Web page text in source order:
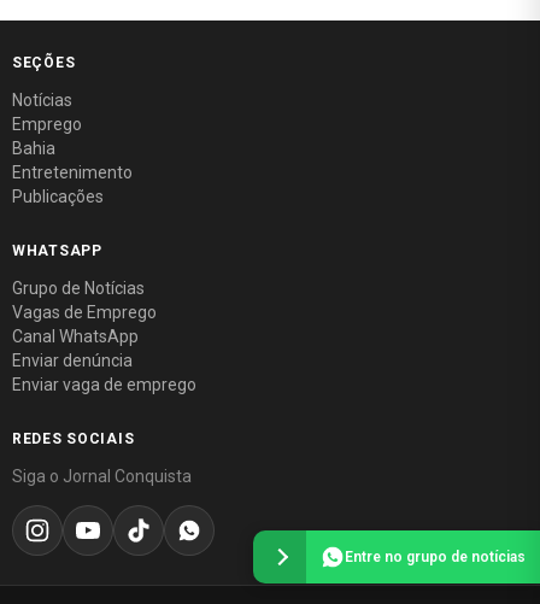
SEÇÕES
Notícias
Emprego
Bahia
Entretenimento
Publicações
WHATSAPP
Grupo de Notícias
Vagas de Emprego
Canal WhatsApp
Enviar denúncia
Enviar vaga de emprego
REDES SOCIAIS
Siga o Jornal Conquista
Entre no grupo de notícias